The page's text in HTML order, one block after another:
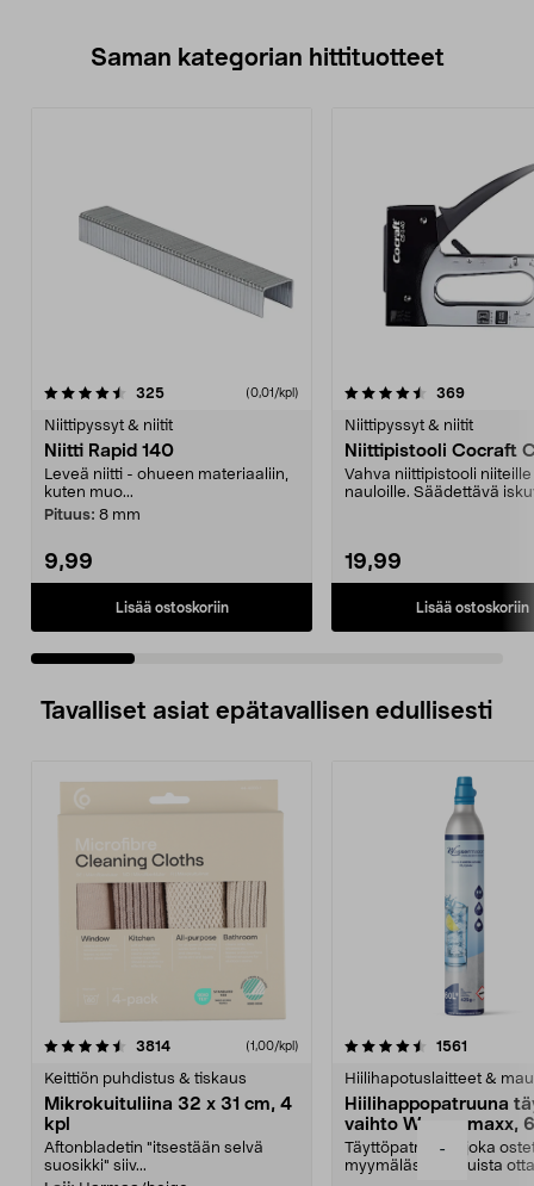
-
Saman kategorian hittituotteet
325arvostelut (0,01/kpl)
Niittipyssyt & niitit
Niitti Rapid 140
Leveä niitti - ohueen materiaaliin,
kuten muo...
Pituus: 8 mm
9,99
Lisää ostoskoriin
4.5 viidestä
369arvostelut
Niittipyssyt & niitit
Niittipistooli
Vahva niittipistooli niiteille
nauloille. Säädettävä
19,99
Lisää ostoskoriin
4.5 viidestä
Tavalliset asiat epätavallisen edullisesti
3814arvostelut (1,00/kpl)
Keittiön puhdistus & tiskaus
Mikrokuituliina 32 x 31 cm, 4
kpl
Aftonbladetin "itsestään selvä
suosikki" siiv...
4.5viidestä
1561
Hiilihapotuslaitteet &
Hiilihappopatruuna
vaihto Wassermaxx,
Täyttöpatruuna, joka
myymälästä – muista
4.5viidestä